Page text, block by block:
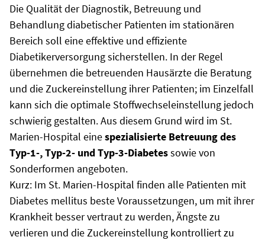
Die Qualität der Diagnostik, Betreuung und
Behandlung diabetischer Patienten im stationären
Bereich soll eine effektive und effiziente
Diabetikerversorgung sicherstellen. In der Regel
übernehmen die betreuenden Hausärzte die Beratung
und die Zuckereinstellung ihrer Patienten; im Einzelfall
kann sich die optimale Stoffwechseleinstellung jedoch
schwierig gestalten. Aus diesem Grund wird im St.
Marien-Hospital einespezialisierte Betreuung des
Typ-1-, Typ-2- und Typ-3-Diabetessowie von
Sonderformen angeboten.
Kurz: Im St. Marien-Hospital finden alle Patienten mit
Diabetes mellitus beste Voraussetzungen, um mit ihrer
Krankheit besser vertraut zu werden, Ängste zu
verlieren und die Zuckereinstellung kontrolliert zu